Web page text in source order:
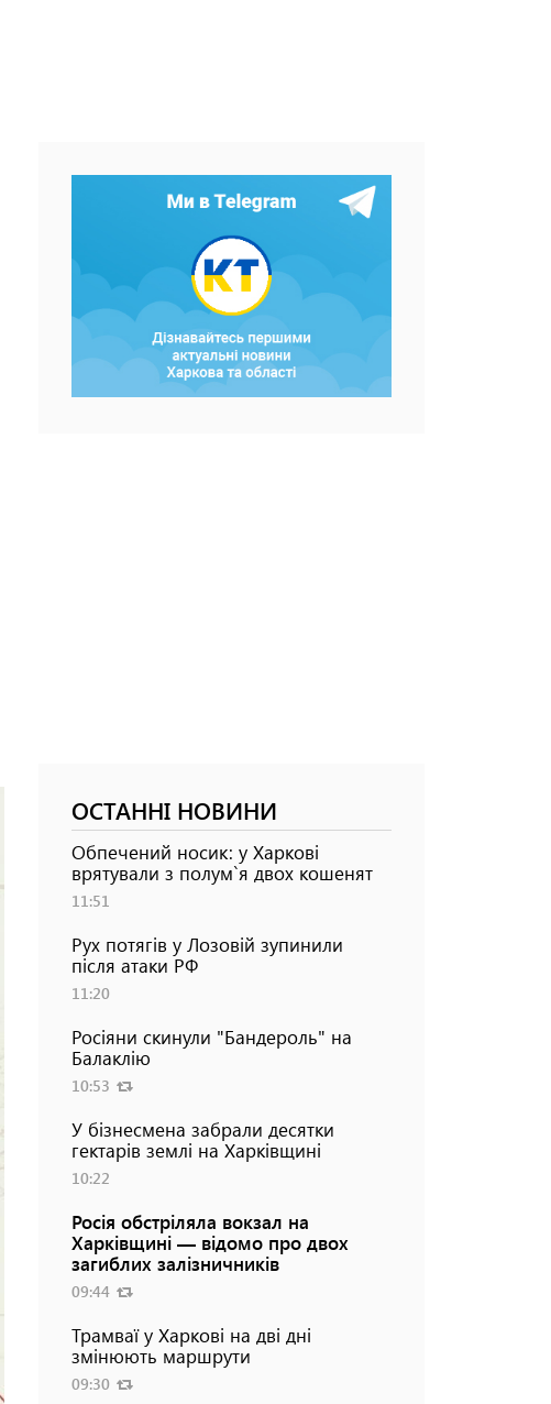
ОСТАННІ НОВИНИ
Обпечений носик: у Харкові
врятували з полум`я двох кошенят
11:51
Рух потягів у Лозовій зупинили
після атаки РФ
11:20
Росіяни скинули "Бандероль" на
Балаклію
10:53
У бізнесмена забрали десятки
гектарів землі на Харківщині
10:22
Росія обстріляла вокзал на
Харківщині — відомо про двох
загиблих залізничників
09:44
Трамваї у Харкові на дві дні
змінюють маршрути
09:30